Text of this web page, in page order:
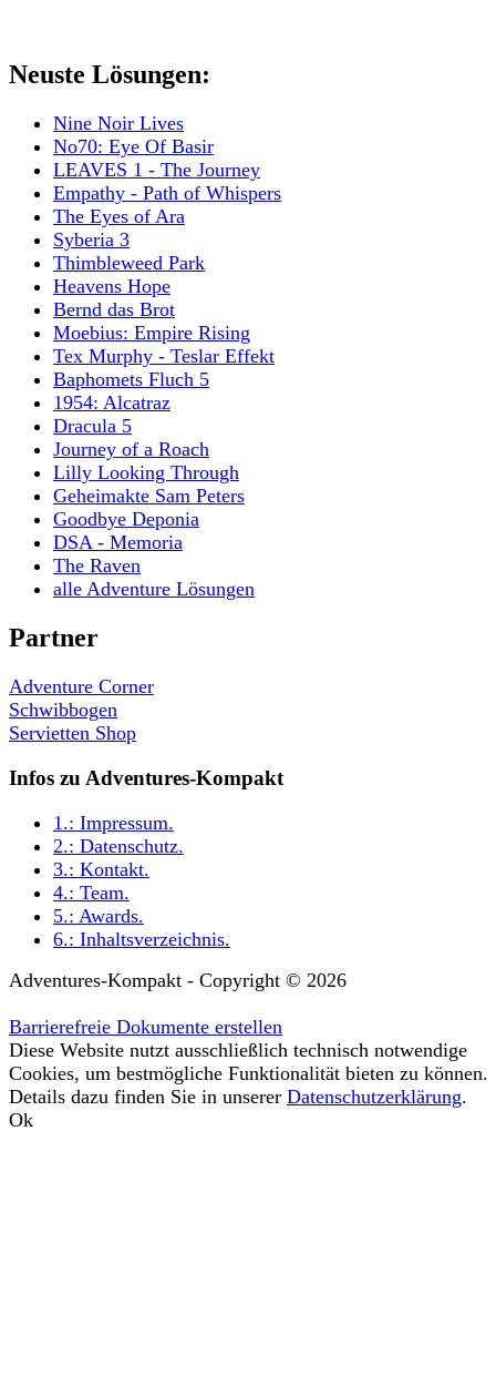
Neuste Lösungen:
Nine Noir Lives
No70: Eye Of Basir
LEAVES 1 - The Journey
Empathy - Path of Whispers
The Eyes of Ara
Syberia 3
Thimbleweed Park
Heavens Hope
Bernd das Brot
Moebius: Empire Rising
Tex Murphy - Teslar Effekt
Baphomets Fluch 5
1954: Alcatraz
Dracula 5
Journey of a Roach
Lilly Looking Through
Geheimakte Sam Peters
Goodbye Deponia
DSA - Memoria
The Raven
alle Adventure Lösungen
Partner
Adventure Corner
Schwibbogen
Servietten Shop
Infos zu Adventures-Kompakt
1.: Impressum.
2.: Datenschutz.
3.: Kontakt.
4.: Team.
5.: Awards.
6.: Inhaltsverzeichnis.
Adventures-Kompakt - Copyright © 2026
Barrierefreie Dokumente erstellen
Diese Website nutzt ausschließlich technisch notwendige
Cookies, um bestmögliche Funktionalität bieten zu können.
Details dazu finden Sie in unserer Datenschutzerklärung.
Ok